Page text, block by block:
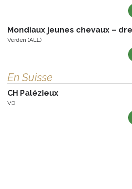
Mondiaux jeunes chevaux –
Verden (ALL)
En Suisse
CH Palézieux
VD